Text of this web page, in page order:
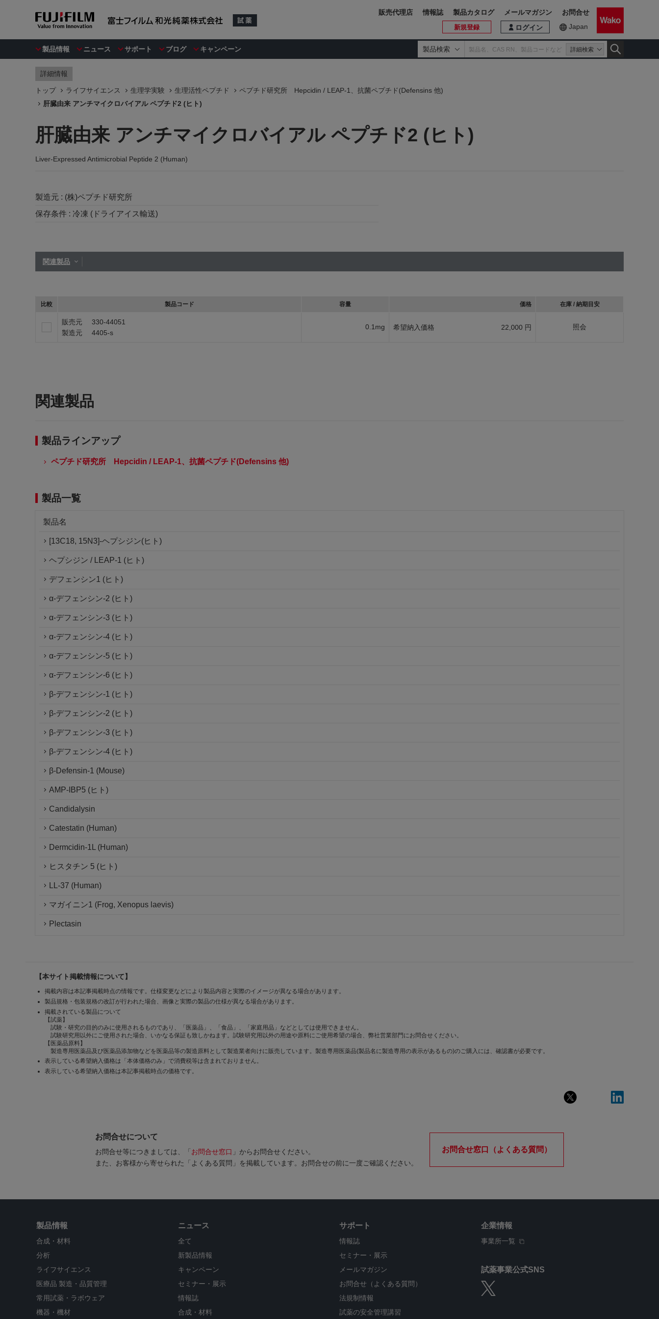
製品情報 ニュース サポート ブログ キャンペーン 製品検索 詳細検索
ログイン
新規登録 Japan
販売代理店 情報誌 製品カタログ メールマガジン お問合せ
詳細情報
トップ ライフサイエンス 生理学実験 生理活性ペプチド
ペプチド研究所 Hepcidin / LEAP-1、抗菌ペプチド(Defensins 他)
肝臓由来 アンチマイクロバイアル ペプチド2 (ヒト)
肝臓由来 アンチマイクロバイアル ペプチド2 (ヒト)
Liver-Expressed Antimicrobial Peptide 2 (Human)
製造元 : (株)ペプチド研究所
保存条件 : 冷凍 (ドライアイス輸送)
関連製品
比較 製品コード 容量 価格 在庫 / 納期目安
販売元
330-44051
製造元
4405-s
0.1mg 希望納入価格 22,000 円 照会
関連製品
製品ラインアップ
ペプチド研究所 Hepcidin / LEAP-1、抗菌ペプチド(Defensins 他)
製品一覧
製品名
[13C18, 15N3]-ヘプシジン(ヒト)
ヘプシジン / LEAP-1 (ヒト)
デフェンシン1 (ヒト)
α-デフェンシン-2 (ヒト)
α-デフェンシン-3 (ヒト)
α-デフェンシン-4 (ヒト)
α-デフェンシン-5 (ヒト)
α-デフェンシン-6 (ヒト)
β-デフェンシン-1 (ヒト)
β-デフェンシン-2 (ヒト)
β-デフェンシン-3 (ヒト)
β-デフェンシン-4 (ヒト)
β-Defensin-1 (Mouse)
AMP-IBP5 (ヒト)
Candidalysin
Catestatin (Human)
Dermcidin-1L (Human)
ヒスタチン 5 (ヒト)
LL-37 (Human)
マガイニン1 (Frog, Xenopus laevis)
Plectasin
【本サイト掲載情報について】
掲載内容は本記事掲載時点の情報です。仕様変更などにより製品内容と実際のイメージが異なる場合があります。
製品規格・包装規格の改訂が行われた場合、画像と実際の製品の仕様が異なる場合があります。
掲載されている製品について
【試薬】
試験・研究の目的のみに使用されるものであり、「医薬品」、「食品」、「家庭用品」などとしては使用できません。
試験研究用以外にご使用された場合、いかなる保証も致しかねます。試験研究用以外の用途や原料にご使用希望の場合、弊社営業部門にお問合せください。
【医薬品原料】
製造専用医薬品及び医薬品添加物などを医薬品等の製造原料として製造業者向けに販売しています。製造専用医薬品(製品名に製造専用の表示があるもの)のご購入には、確認書が必要です。
表示している希望納入価格は「本体価格のみ」で消費税等は含まれておりません。
表示している希望納入価格は本記事掲載時点の価格です。
お問合せについて
お問合せ等につきましては、「 お問合せ窓口 」からお問合せください。
また、お客様から寄せられた「よくある質問」を掲載しています。お問合せの前に一度ご確認ください。
お問合せ窓口（よくある質問）
製品情報
合成・材料
分析
ライフサイエンス
医療品 製造・品質管理
常用試薬・ラボウェア
機器・機材
ニュース
全て
新製品情報
キャンペーン
セミナー・展示
情報誌
合成・材料
サポート
情報誌
セミナー・展示
メールマガジン
お問合せ（よくある質問）
法規制情報
試薬の安全管理講習
企業情報
事業所一覧
試薬事業公式SNS